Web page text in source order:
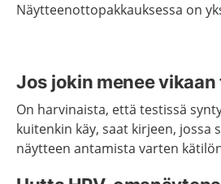
Näytteenottopakkauksessa on
Jos jokin menee
On harvinaista, että testissä
kuitenkin käy, saat kirjeen, jossa
näytteen antamista varten